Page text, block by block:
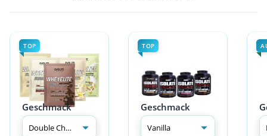
TOP
Geschmack
TOP
Geschmack